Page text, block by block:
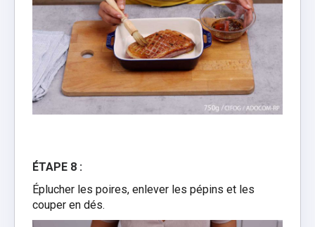
ÉTAPE 8 :
Éplucher les poires, enlever les pépins et les
couper en dés.